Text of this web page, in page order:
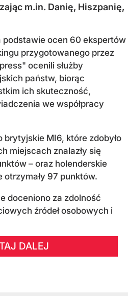
m.in. Danię, Hiszpanię,
podstawie ocen 60 ekspertów
przygotowanego przez
ocenili służby
państw, biorąc
ich skuteczność,
we współpracy
MI6, które zdobyło
miejscach znalazły się
– oraz holenderskie
otrzymały 97 punktów.
doceniono za zdolność
źródeł osobowych i
DALEJ